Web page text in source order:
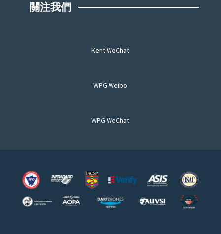
關注我們
Kent WeChat
WPG Weibo
WPG WeChat